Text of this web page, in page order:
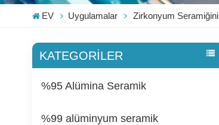
EV Uygulamalar Zirkonyum
KATEGORİLER
%95 Alümina Seramik
%99 alüminyum seramik